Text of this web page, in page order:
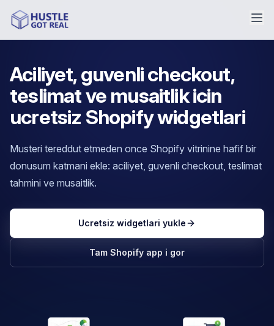
Aciliyet, guvenli checkout,
teslimat ve musaitlik icin
ucretsiz Shopify widgetlari
Musteri tereddut etmeden once Shopify vitrinine hafif bir
donusum katmani ekle: aciliyet, guvenli checkout, teslimat
tahmini ve musaitlik.
Ucretsiz widgetlari yukle
Tam Shopify app i gor